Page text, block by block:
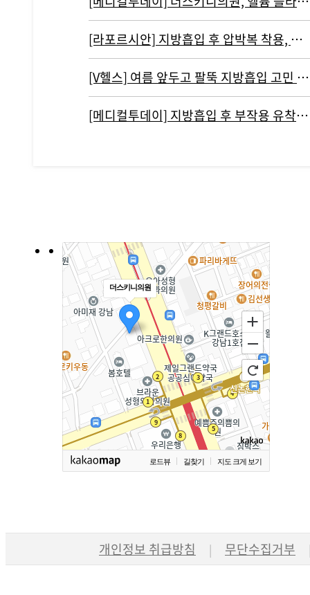
[라포르시안] 지방흡입 후 압박복 착용, 결과에 영향 주지 않아...통증…
[V헬스] 여름 앞두고 팔뚝 지방흡입 고민 중이라면 '이것' 주의해야
[메디컬투데이] 지방흡입 후 부작용 유착현상인 ‘바이오본드’ 개선하려면?
더스키니의원
로드뷰 길찾기 지도 크게 보기
개인정보 취급방침 | 무단수집거부